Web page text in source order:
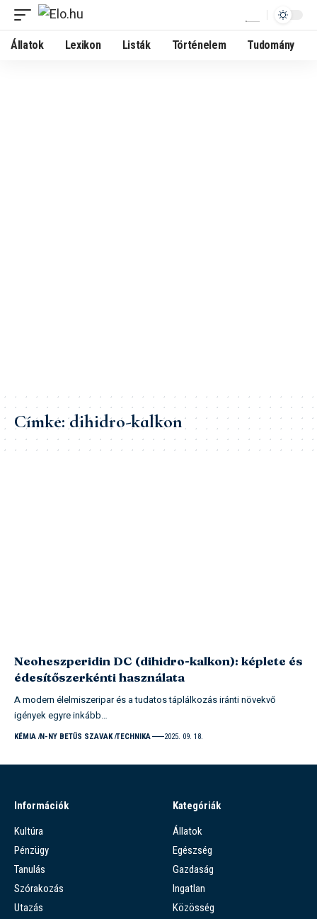
Állatok Lexikon Listák Történelem Tudomány
Címke:dihidro-kalkon
Neoheszperidin DC (dihidro-kalkon): képlete és
édesítőszerkénti használata
A modern élelmiszeripar és a tudatos táplálkozás iránti növekvő
igények egyre inkább…
KÉMIA N-NY BETŰS SZAVAK TECHNIKA 2025. 09. 18.
Információk
Kultúra
Pénzügy
Tanulás
Szórakozás
Utazás
Kategóriák
Állatok
Egészség
Gazdaság
Ingatlan
Közösség